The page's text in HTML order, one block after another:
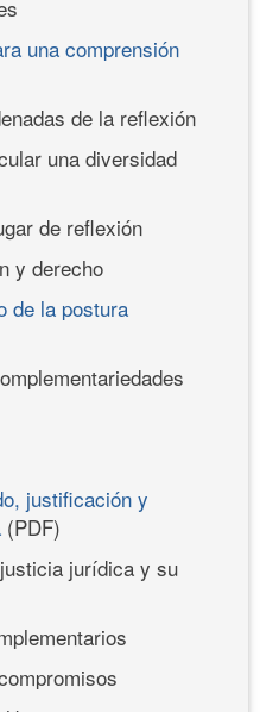
una comprensión
de la reflexión
una diversidad
de reflexión
y derecho
de la postura
justificación y
(PDF)
jurídica y su